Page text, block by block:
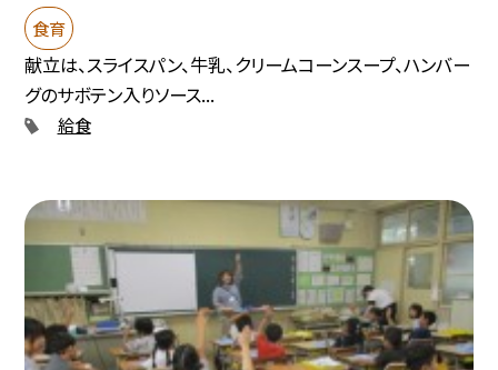
食育
献立は、スライスパン、牛乳、クリームコーンスープ、ハンバー
グのサボテン入りソース...
給食